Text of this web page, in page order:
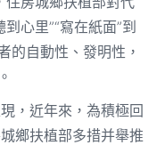
心里”“寫在紙面”到
的自動性、發明性，
，近年來，為積極回
鄉扶植部多措并舉推